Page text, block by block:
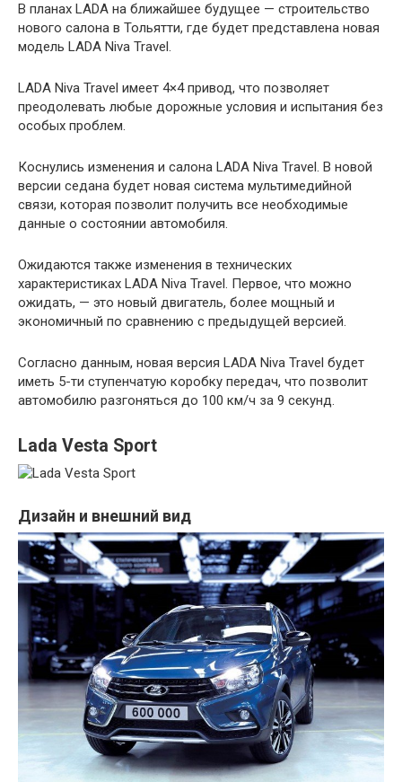
В планах LADA на ближайшее будущее — строительство
нового салона в Тольятти, где будет представлена новая
модель LADA Niva Travel.
LADA Niva Travel имеет 4×4 привод, что позволяет
преодолевать любые дорожные условия и испытания без
особых проблем.
Коснулись изменения и салона LADA Niva Travel. В новой
версии седана будет новая система мультимедийной
связи, которая позволит получить все необходимые
данные о состоянии автомобиля.
Ожидаются также изменения в технических
характеристиках LADA Niva Travel. Первое, что можно
ожидать, — это новый двигатель, более мощный и
экономичный по сравнению с предыдущей версией.
Согласно данным, новая версия LADA Niva Travel будет
иметь 5-ти ступенчатую коробку передач, что позволит
автомобилю разгоняться до 100 км/ч за 9 секунд.
Lada Vesta Sport
Дизайн и внешний вид